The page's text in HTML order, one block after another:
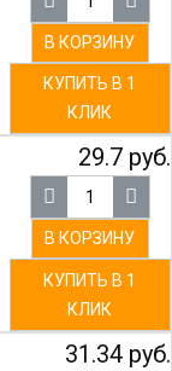
В КОРЗИНУ
КУПИТЬ В 1
КЛИК
29.7 руб.
В КОРЗИНУ
КУПИТЬ В 1
КЛИК
31.34 руб.